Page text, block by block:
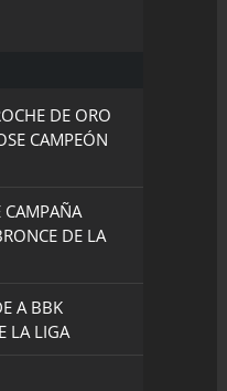
DE ORO
CAMPEÓN
DE LA
A BBK
LA LIGA